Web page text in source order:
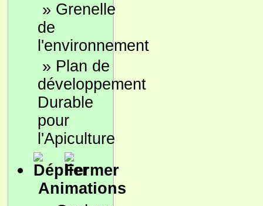
» Grenelle
de
l'environnement
» Plan de
développement
Durable
pour
l'Apiculture
Animations